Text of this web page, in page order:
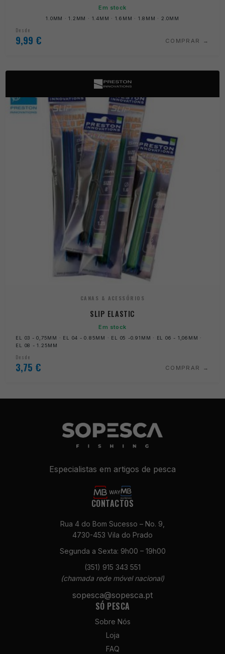
Em stock
1.0MM · 1.2MM · 1.4MM · 1.6MM · 1.8MM · 2.0MM
Desde
9,99 € COMPRAR
CANAS & ACESSÓRIOS
SLIP ELASTIC
Em stock
EL 03 - 0,75MM · EL 04 - 0.85MM · EL 05 -0.91MM · EL 06 - 1,06MM ·
EL 08 - 1.25MM
Desde
3,75 € COMPRAR
Especialistas em artigos de pesca
CONTACTOS
Rua 4 do Bom Sucesso – No. 9,
4730-453 Vila do Prado
Segunda a Sexta: 9h00 – 19h00
(351) 915 343 551
(chamada rede móvel nacional)
sopesca@sopesca.pt
SÓ PESCA
Sobre Nós
Loja
FAQ
Necessários
Estes cookies
opcionais. São
necessários
funcionamento
do site.